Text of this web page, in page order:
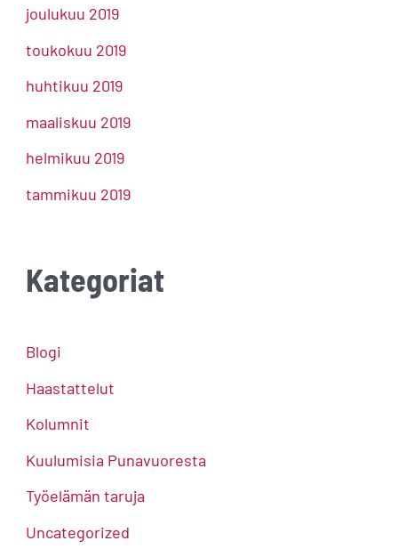
joulukuu 2019
toukokuu 2019
huhtikuu 2019
maaliskuu 2019
helmikuu 2019
tammikuu 2019
Kategoriat
Blogi
Haastattelut
Kolumnit
Kuulumisia Punavuoresta
Työelämän taruja
Uncategorized